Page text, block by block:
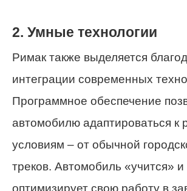
2. Умные технологии
Римак также выделяется
интеграции современных
Программное обеспечение
автомобилю адаптироваться к
условиям – от обычной
треков. Автомобиль «учится» и